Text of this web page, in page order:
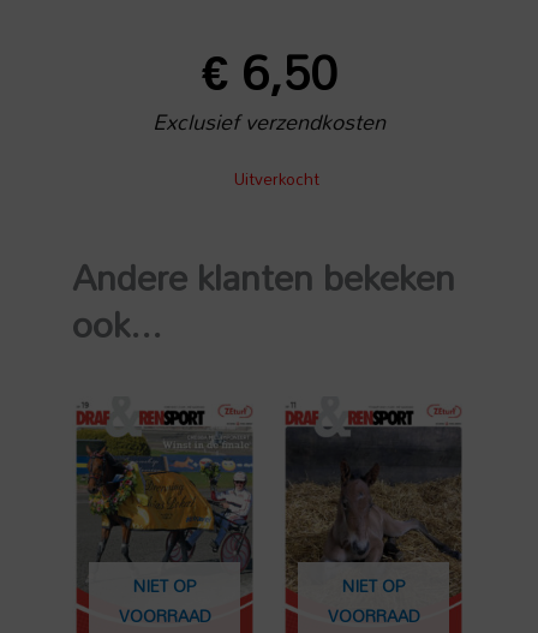
€6,50
Exclusief verzendkosten
Uitverkocht
Andere klanten bekeken
ook...
NIET OP
VOORRAAD
NIET OP
VOORRAAD